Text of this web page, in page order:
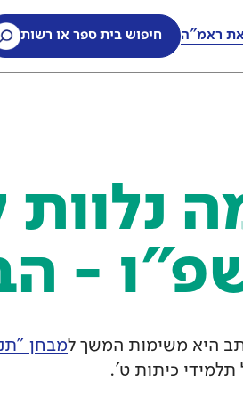
את ראמ"ה חיפוש בית ספר או רשות את ראמ"ה חיפוש בית ספר או רשות
-
היא משימות המשך למבחן
כיתות ט'.